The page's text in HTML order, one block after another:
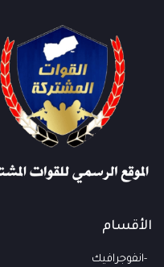
الأقسام
انفوجرافيك